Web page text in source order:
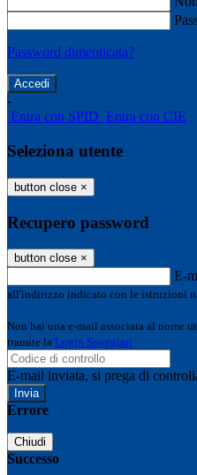
Password dimenticata?
-
Entra con SPID Entra con CIE
Seleziona utente
button close ×
Recupero password
button close ×
E-
all'indirizzo indicato con le istruzioni
Non hai una e-mail associata al nome
tramite la Login Spaggiari
E-mail inviata, si prega di
Errore
Chiudi
Successo